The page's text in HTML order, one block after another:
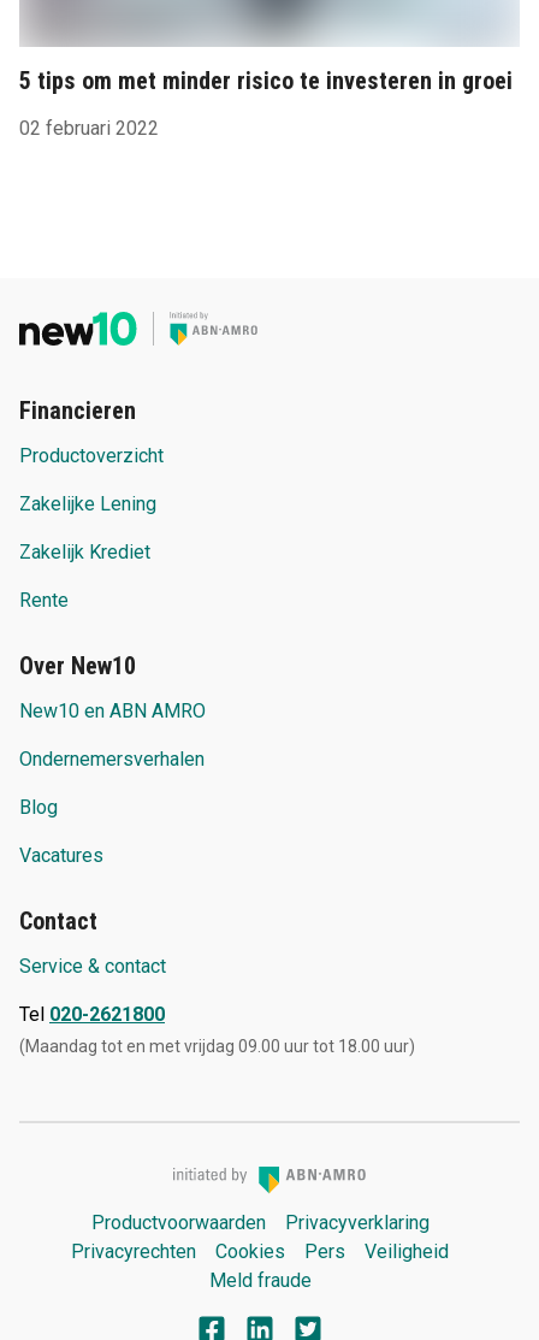
5 tips om met minder risico te investeren in groei
02 februari 2022
Financieren
Productoverzicht
Zakelijke Lening
Zakelijk Krediet
Rente
Over New10
New10 en ABN AMRO
Ondernemersverhalen
Blog
Vacatures
Contact
Service & contact
Tel 020-2621800
(Maandag tot en met vrijdag 09.00 uur tot 18.00 uur)
Productvoorwaarden
Privacyverklaring
Privacyrechten
Cookies Pers
Veiligheid
Meld fraude